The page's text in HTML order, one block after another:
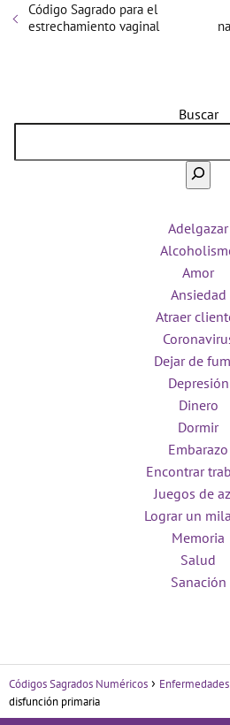
Código Sagrado para el
estrechamiento vaginal
Buscar
Adelgazar
Amor
Ansiedad
Atraer
Dejar de
Depresión
Dinero
Dormir
Embarazo
Encontrar
Juegos de
Lograr un
Memoria
Salud
Sanación
Códigos Sagrados Numéricos Enfermedades
disfunción primaria